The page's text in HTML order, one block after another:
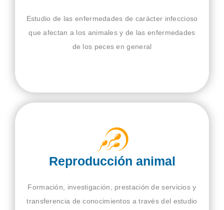
Estudio de las enfermedades de carácter infeccioso
que afectan a los animales y de las enfermedades
de los peces en general
Reproducción animal
Formación, investigación, prestación de servicios y
transferencia de conocimientos a través del estudio